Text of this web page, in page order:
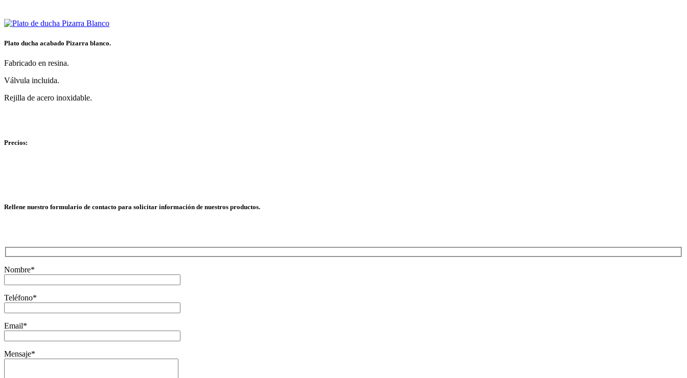
Plato ducha acabado Pizarra blanco.
Fabricado en resina.
Válvula incluida.
Rejilla de acero inoxidable.
Precios:
Rellene nuestro formulario de contacto para solicitar información de nuestros productos.
Nombre*
Teléfono*
Email*
Mensaje*